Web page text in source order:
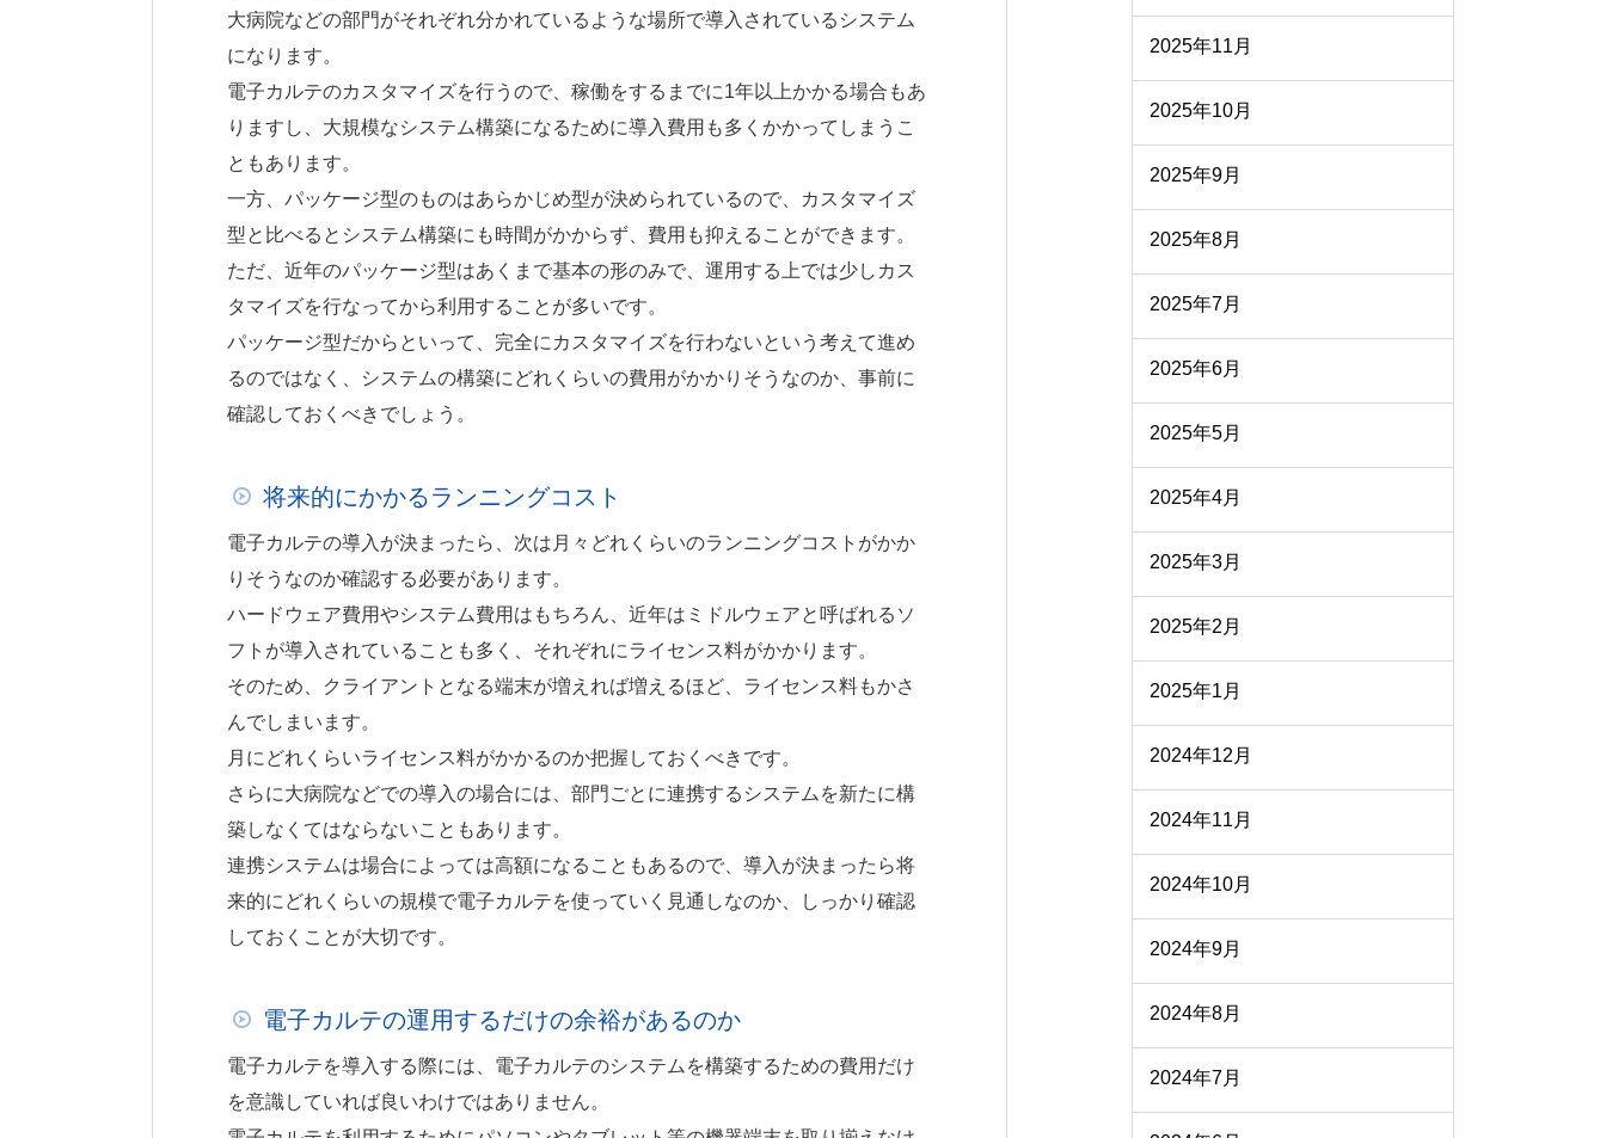
大病院などの部門がそれぞれ分かれているような場所で導入されているシステム
になります。
電子カルテのカスタマイズを行うので、稼働をするまでに1年以上かかる場合もあ
りますし、大規模なシステム構築になるために導入費用も多くかかってしまうこ
ともあります。
一方、パッケージ型のものはあらかじめ型が決められているので、カスタマイズ
型と比べるとシステム構築にも時間がかからず、費用も抑えることができます。
ただ、近年のパッケージ型はあくまで基本の形のみで、運用する上では少しカス
タマイズを行なってから利用することが多いです。
パッケージ型だからといって、完全にカスタマイズを行わないという考えて進め
るのではなく、システムの構築にどれくらいの費用がかかりそうなのか、事前に
確認しておくべきでしょう。
将来的にかかるランニングコスト
電子カルテの導入が決まったら、次は月々どれくらいのランニングコストがかか
りそうなのか確認する必要があります。
ハードウェア費用やシステム費用はもちろん、近年はミドルウェアと呼ばれるソ
フトが導入されていることも多く、それぞれにライセンス料がかかります。
そのため、クライアントとなる端末が増えれば増えるほど、ライセンス料もかさ
んでしまいます。
月にどれくらいライセンス料がかかるのか把握しておくべきです。
さらに大病院などでの導入の場合には、部門ごとに連携するシステムを新たに構
築しなくてはならないこともあります。
連携システムは場合によっては高額になることもあるので、導入が決まったら将
来的にどれくらいの規模で電子カルテを使っていく見通しなのか、しっかり確認
しておくことが大切です。
電子カルテの運用するだけの余裕があるのか
電子カルテを導入する際には、電子カルテのシステムを構築するための費用だけ
を意識していれば良いわけではありません。
2025年11月
2025年10月
2025年9月
2025年8月
2025年7月
2025年6月
2025年5月
2025年4月
2025年3月
2025年2月
2025年1月
2024年12月
2024年11月
2024年10月
2024年9月
2024年8月
2024年7月